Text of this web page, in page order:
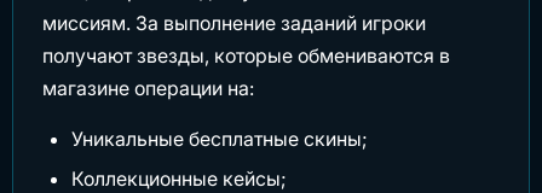
миссиям. За выполнение заданий игроки
получают звезды, которые обмениваются в
магазине операции на:
Уникальные бесплатные скины;
Коллекционные кейсы;